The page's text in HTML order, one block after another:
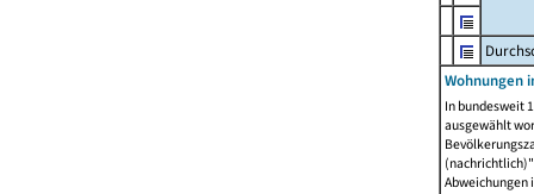
Wohnungen
In bundesweit
ausgewählt
Abweichungen